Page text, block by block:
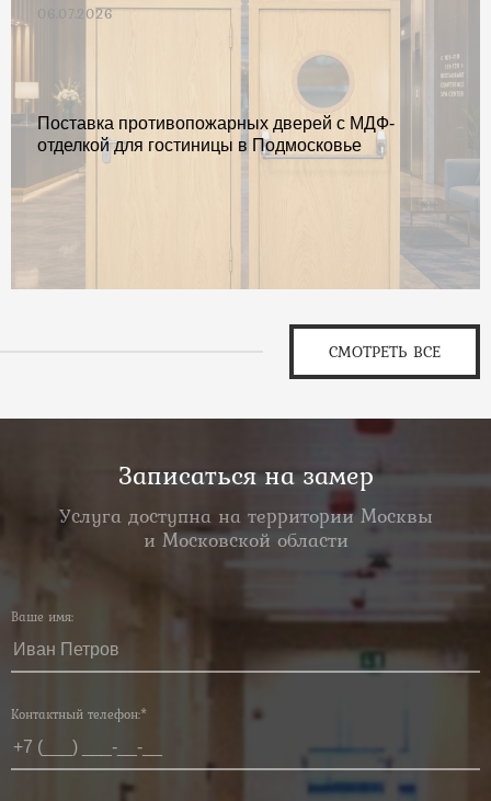
06.07.2026
Поставка противопожарных дверей с МДФ-
отделкой для гостиницы в Подмосковье
СМОТРЕТЬ ВСЕ
Записаться на замер
Услуга доступна на территории Москвы
и Московской области
Ваше имя:
Контактный телефон:*